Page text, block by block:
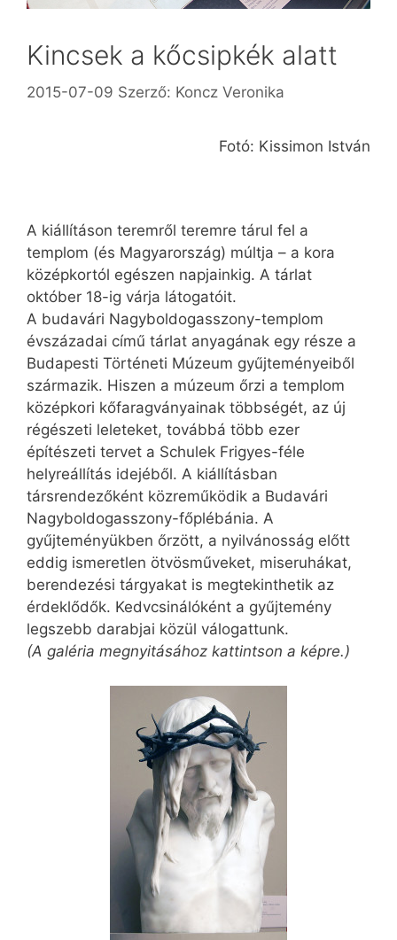
Kincsek a kőcsipkék alatt
2015-07-09 Szerző: Koncz Veronika
Fotó: Kissimon István
A kiállításon teremről teremre tárul fel a
templom (és Magyarország) múltja – a kora
középkortól egészen napjainkig. A tárlat
október 18-ig várja látogatóit.
A budavári Nagyboldogasszony-templom
évszázadai című tárlat anyagának egy része a
Budapesti Történeti Múzeum gyűjteményeiből
származik. Hiszen a múzeum őrzi a templom
középkori kőfaragványainak többségét, az új
régészeti leleteket, továbbá több ezer
építészeti tervet a Schulek Frigyes-féle
helyreállítás idejéből. A kiállításban
társrendezőként közreműködik a Budavári
Nagy­boldogasszony-főplébánia. A
gyűjteményükben őrzött, a nyilvánosság előtt
eddig ismeretlen ötvösműveket, miseruhákat,
berendezési tárgyakat is megtekinthetik az
érdeklődők. Kedvcsinálóként a gyűjtemény
legszebb darabjai közül válogattunk.
(A galéria megnyitásához kattintson a képre.)